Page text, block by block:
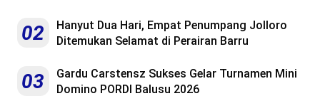
02
Hanyut Dua Hari, Empat Penumpang Jolloro
Ditemukan Selamat di Perairan Barru
03
Gardu Carstensz Sukses Gelar Turnamen Mini
Domino PORDI Balusu 2026